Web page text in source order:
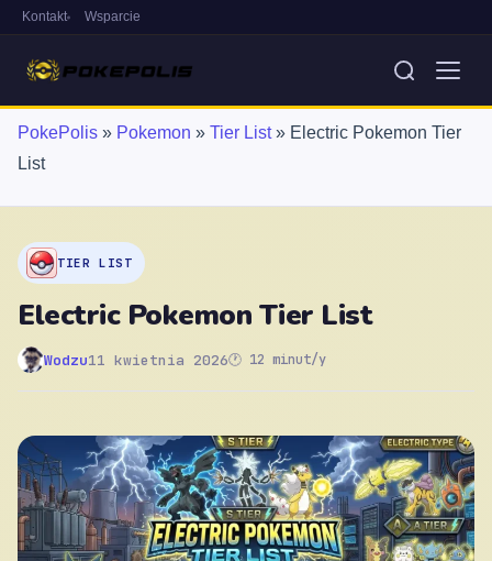
Kontakt Wsparcie
PokePolis » Pokemon » Tier List» Electric Pokemon Tier
List
TIER LIST
Electric Pokemon Tier List
Wodzu11 kwietnia 2026🕐 12 minut/y